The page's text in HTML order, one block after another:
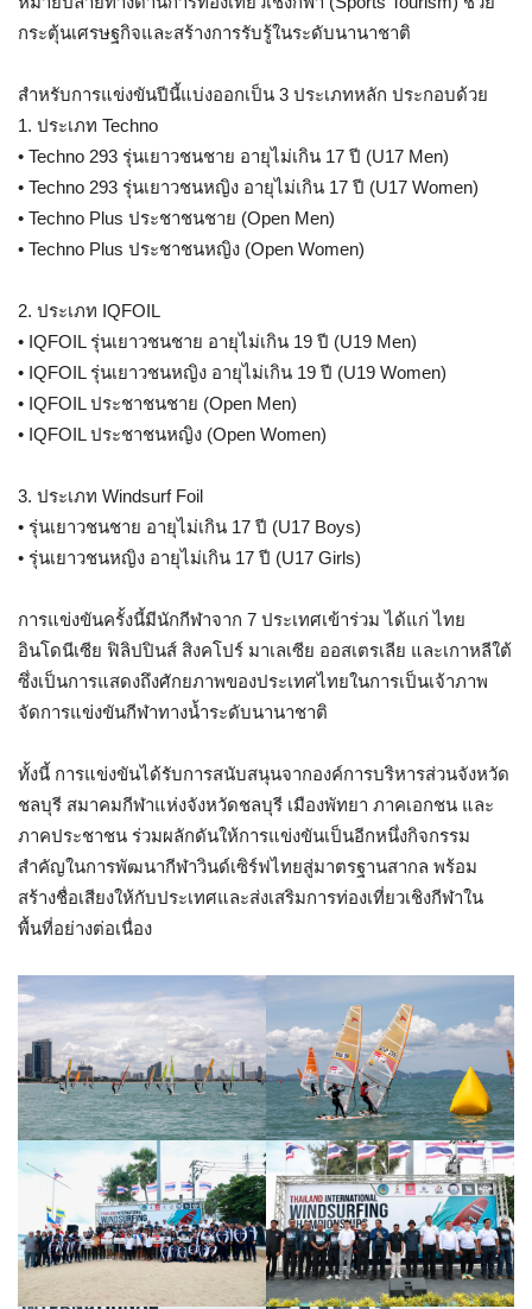
กระตุ้นเศรษฐกิจและสร้างการรับรู้ในระดับนานาชาติ
สำหรับการแข่งขันปีนี้แบ่งออกเป็น 3 ประเภทหลัก ประกอบด้วย
1. ประเภท Techno
• Techno 293 รุ่นเยาวชนชาย อายุไม่เกิน 17 ปี (U17 Men)
• Techno 293 รุ่นเยาวชนหญิง อายุไม่เกิน 17 ปี (U17 Women)
• Techno Plus ประชาชนชาย (Open Men)
• Techno Plus ประชาชนหญิง (Open Women)
2. ประเภท IQFOIL
• IQFOIL รุ่นเยาวชนชาย อายุไม่เกิน 19 ปี (U19 Men)
• IQFOIL รุ่นเยาวชนหญิง อายุไม่เกิน 19 ปี (U19 Women)
• IQFOIL ประชาชนชาย (Open Men)
• IQFOIL ประชาชนหญิง (Open Women)
3. ประเภท Windsurf Foil
• รุ่นเยาวชนชาย อายุไม่เกิน 17 ปี (U17 Boys)
• รุ่นเยาวชนหญิง อายุไม่เกิน 17 ปี (U17 Girls)
การแข่งขันครั้งนี้มีนักกีฬาจาก 7 ประเทศเข้าร่วม ได้แก่ ไทย
อินโดนีเซีย ฟิลิปปินส์ สิงคโปร์ มาเลเซีย ออสเตรเลีย และเกาหลีใต้
ซึ่งเป็นการแสดงถึงศักยภาพของประเทศไทยในการเป็นเจ้าภาพ
จัดการแข่งขันกีฬาทางน้ำระดับนานาชาติ
ทั้งนี้ การแข่งขันได้รับการสนับสนุนจากองค์การบริหารส่วนจังหวัด
ชลบุรี สมาคมกีฬาแห่งจังหวัดชลบุรี เมืองพัทยา ภาคเอกชน และ
ภาคประชาชน ร่วมผลักดันให้การแข่งขันเป็นอีกหนึ่งกิจกรรม
สำคัญในการพัฒนากีฬาวินด์เซิร์ฟไทยสู่มาตรฐานสากล พร้อม
สร้างชื่อเสียงให้กับประเทศและส่งเสริมการท่องเที่ยวเชิงกีฬาใน
พื้นที่อย่างต่อเนื่อง